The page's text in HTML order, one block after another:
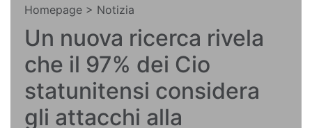
Homepage > Notizia
Un nuova ricerca rivela
che il 97% dei Cio
statunitensi considera
gli attacchi alla